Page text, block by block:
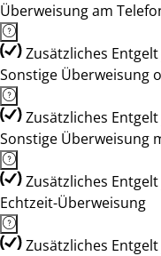
Überweisung am
Zusätzliches
Sonstige Überweisung
Zusätzliches
Sonstige Überweisung
Zusätzliches
Echtzeit-Überweisung
Zusätzliches